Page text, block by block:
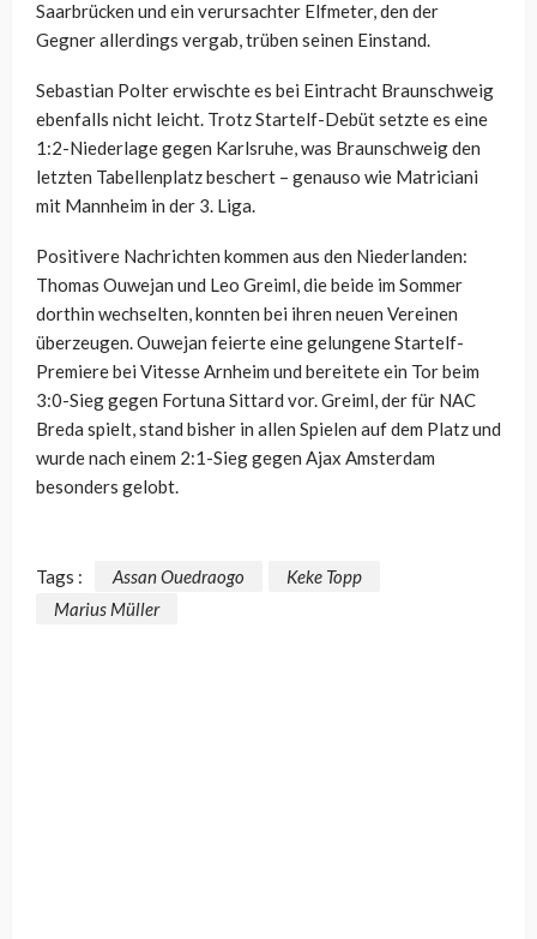
Saarbrücken und ein verursachter Elfmeter, den der
Gegner allerdings vergab, trüben seinen Einstand.
Sebastian Polter erwischte es bei Eintracht Braunschweig
ebenfalls nicht leicht. Trotz Startelf-Debüt setzte es eine
1:2-Niederlage gegen Karlsruhe, was Braunschweig den
letzten Tabellenplatz beschert – genauso wie Matriciani
mit Mannheim in der 3. Liga.
Positivere Nachrichten kommen aus den Niederlanden:
Thomas Ouwejan und Leo Greiml, die beide im Sommer
dorthin wechselten, konnten bei ihren neuen Vereinen
überzeugen. Ouwejan feierte eine gelungene Startelf-
Premiere bei Vitesse Arnheim und bereitete ein Tor beim
3:0-Sieg gegen Fortuna Sittard vor. Greiml, der für NAC
Breda spielt, stand bisher in allen Spielen auf dem Platz und
wurde nach einem 2:1-Sieg gegen Ajax Amsterdam
besonders gelobt.
Tags : Assan Ouedraogo
Keke Topp
Marius Müller